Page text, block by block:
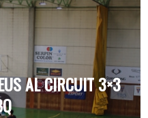
AL CIRCUIT 3×3